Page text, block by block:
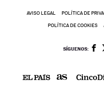
AVISO LEGAL POLÍTICA DE
POLÍTICA DE COOKIES
SÍGUENOS: